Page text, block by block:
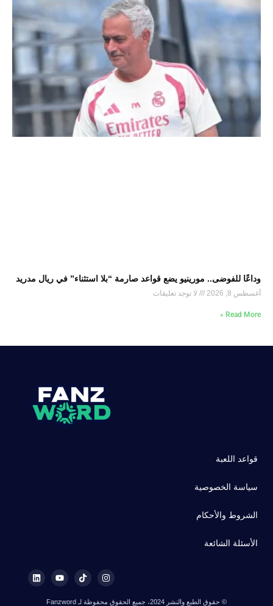
وداعًا للفوضى.. مورينيو يضع قواعد صارمة “بلا استثناء” في ريال مدريد
أغسطس 8, 2026 لا توجد تعليقات
Read More »
قواعد اللعبة
سياسة الخصوصية
الشروط والأحكام
الأسئلة الشائعة
© حقوق الطبع والنشر 2024، جميع الحقوق محفوظة لـ Fanzword